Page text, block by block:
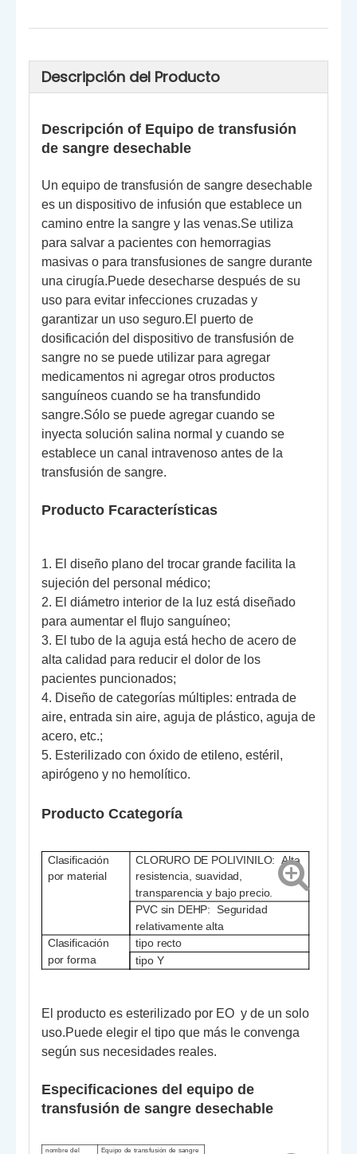
Descripción del Producto
Descripción of Equipo de transfusión
de sangre desechable
Un equipo de transfusión de sangre desechable
es un dispositivo de infusión que establece un
camino entre la sangre y las venas.Se utiliza
para salvar a pacientes con hemorragias
masivas o para transfusiones de sangre durante
una cirugía.Puede desecharse después de su
uso para evitar infecciones cruzadas y
garantizar un uso seguro.El puerto de
dosificación del dispositivo de transfusión de
sangre no se puede utilizar para agregar
medicamentos ni agregar otros productos
sanguíneos cuando se ha transfundido
sangre.Sólo se puede agregar cuando se
inyecta solución salina normal y cuando se
establece un canal intravenoso antes de la
transfusión de sangre.
Producto Fcaracterísticas
1. El diseño plano del trocar grande facilita la
sujeción del personal médico;
2. El diámetro interior de la luz está diseñado
para aumentar el flujo sanguíneo;
3. El tubo de la aguja está hecho de acero de
alta calidad para reducir el dolor de los
pacientes puncionados;
4. Diseño de categorías múltiples: entrada de
aire, entrada sin aire, aguja de plástico, aguja de
acero, etc.;
5. Esterilizado con óxido de etileno, estéril,
apirógeno y no hemolítico.
Producto Ccategoría
Clasificación
por material
CLORURO DE POLIVINILO:Alta
resistencia, suavidad,
transparencia y bajo precio.
PVC sin DEHP: Seguridad
relativamente alta
Clasificación
porforma
tipo recto
tipo Y
El producto es esterilizado por EO y de un solo
uso.Puede elegir el tipo que más le convenga
según sus necesidades reales.
Especificaciones del equipo de
transfusión de sangre desechable
nombre del Equipo de transfusión de sangre